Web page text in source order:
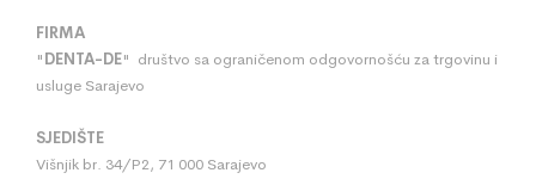
FIRMA
"DENTA-DE" društvo sa ograničenom odgovornošću za trgovinu i
usluge Sarajevo
SJEDIŠTE
Višnjik br. 34/P2, 71 000 Sarajevo